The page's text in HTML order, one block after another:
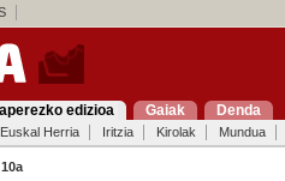
edizioa Gaiak Denda
Euskal Herria Iritzia Kirolak Mundua